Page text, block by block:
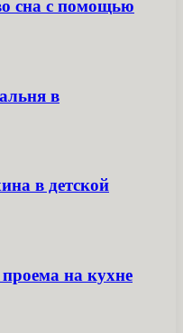
сна с помощью
в
в детской
на кухне